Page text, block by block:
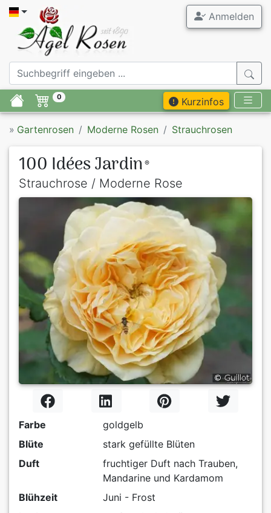
Anmelden
0 Kurzinfos
» Gartenrosen Moderne Rosen Strauchrosen
100 Idées Jardin ®
Strauchrose / Moderne Rose
Farbe
goldgelb
Blüte
stark gefüllte Blüten
Duft
fruchtiger Duft nach Trauben,
Mandarine und Kardamom
Blühzeit
Juni - Frost